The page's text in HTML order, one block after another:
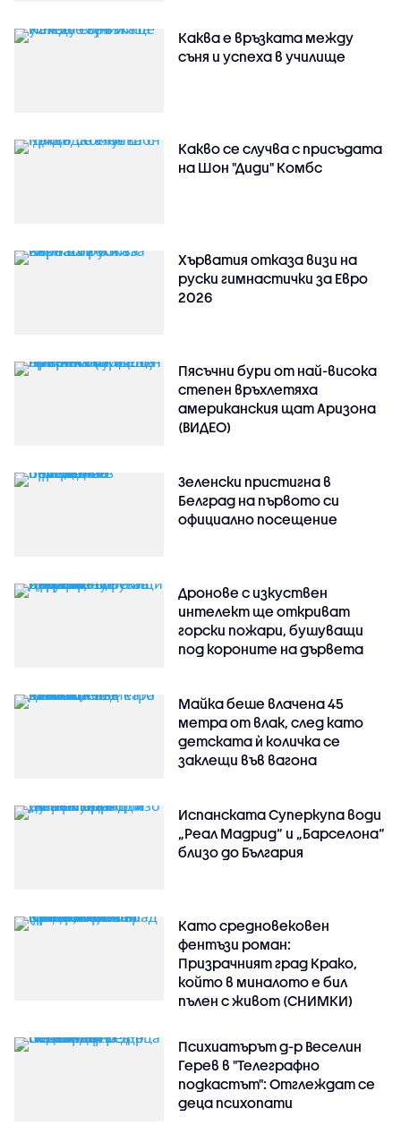
Каква е връзката между
съня и успеха в училище
Какво се случва с присъдата
на Шон "Диди" Комбс
Хърватия отказа визи на
руски гимнастички за Евро
2026
Пясъчни бури от най-висока
степен връхлетяха
американския щат Аризона
(ВИДЕО)
Зеленски пристигна в
Белград на първото си
официално посещение
Дронове с изкуствен
интелект ще откриват
горски пожари, бушуващи
под короните на дървета
Майка беше влачена 45
метра от влак, след като
детската ѝ количка се
заклещи във вагона
Испанската Суперкупа води
„Реал Мадрид“ и „Барселона“
близо до България
Като средновековен
фентъзи роман:
Призрачният град Крако,
който в миналото е бил
пълен с живот (СНИМКИ)
Психиатърът д-р Веселин
Герев в "Телеграфно
подкастът": Отглеждат се
деца психопати